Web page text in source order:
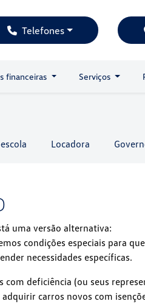
Telefones
financeiras Serviços
Locadora
uma versão alternativa:
condições especiais para
necessidades específicas.
com deficiência (ou seus
carros novos com